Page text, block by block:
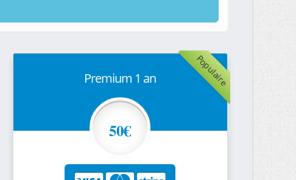
Populaire
Premium 1 an
50€